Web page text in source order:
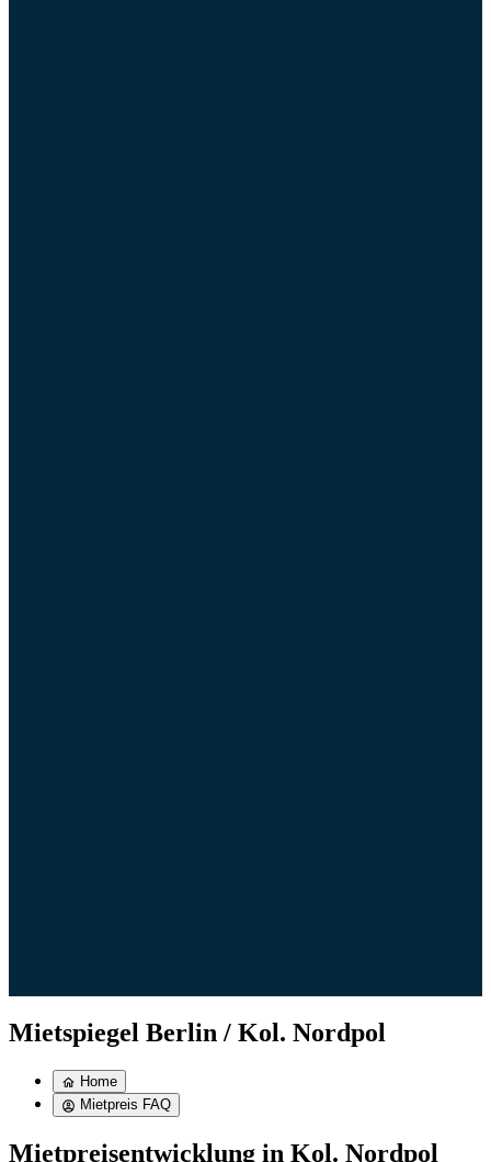
Mietspiegel Berlin / Kol. Nordpol
Home
Mietpreis FAQ
Mietpreisentwicklung in Kol. Nordpol